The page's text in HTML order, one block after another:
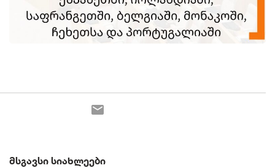
ᲛᲡᲒᲐᲕᲡᲘ ᲡᲘᲐᲮᲚᲔᲔᲑᲘ